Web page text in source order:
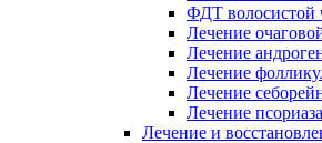
ФДТ волосистой
Лечение
Лечение
Лечение
Лечение
Лечение псориаза
Лечение и